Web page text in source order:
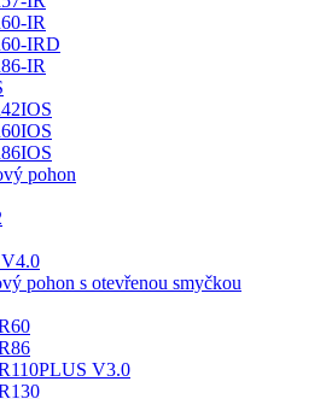
IR
IRD
IR
pohon
pohon s otevřenou smyčkou
V3.0